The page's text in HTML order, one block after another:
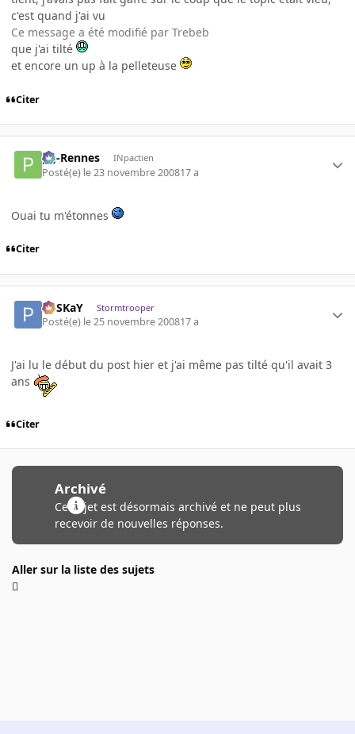
c'est quand j'ai vu
Ce message a été modifié par Trebeb
que j'ai tilté
et encore un up à la pelleteuse
Citer
pg-Rennes INpactien
Posté(e) le 23 novembre 200817 a
Ouai tu m'étonnes
Citer
PoSKaY Stormtrooper
Posté(e) le 25 novembre 200817 a
J'ai lu le début du post hier et j'ai même pas tilté qu'il avait 3
ans
Citer
Archivé
Ce sujet est désormais archivé et ne peut plus
recevoir de nouvelles réponses.
Aller sur la liste des sujets